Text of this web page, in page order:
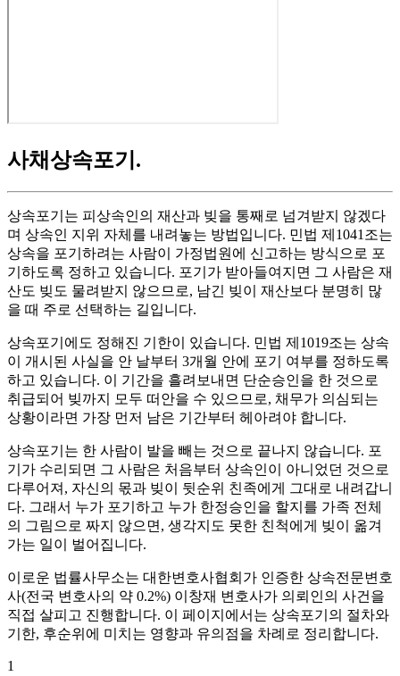
사채상속포기 .
상속포기는 피상속인의 재산과 빚을 통째로 넘겨받지 않겠다
며 상속인 지위 자체를 내려놓는 방법입니다. 민법 제1041조는
상속을 포기하려는 사람이 가정법원에 신고하는 방식으로 포
기하도록 정하고 있습니다. 포기가 받아들여지면 그 사람은 재
산도 빚도 물려받지 않으므로, 남긴 빚이 재산보다 분명히 많
을 때 주로 선택하는 길입니다.
상속포기에도 정해진 기한이 있습니다. 민법 제1019조는 상속
이 개시된 사실을 안 날부터 3개월 안에 포기 여부를 정하도록
하고 있습니다. 이 기간을 흘려보내면 단순승인을 한 것으로
취급되어 빚까지 모두 떠안을 수 있으므로, 채무가 의심되는
상황이라면 가장 먼저 남은 기간부터 헤아려야 합니다.
상속포기는 한 사람이 발을 빼는 것으로 끝나지 않습니다. 포
기가 수리되면 그 사람은 처음부터 상속인이 아니었던 것으로
다루어져, 자신의 몫과 빚이 뒷순위 친족에게 그대로 내려갑니
다. 그래서 누가 포기하고 누가 한정승인을 할지를 가족 전체
의 그림으로 짜지 않으면, 생각지도 못한 친척에게 빚이 옮겨
가는 일이 벌어집니다.
이로운 법률사무소는 대한변호사협회가 인증한 상속전문변호
사(전국 변호사의 약 0.2%) 이창재 변호사가 의뢰인의 사건을
직접 살피고 진행합니다. 이 페이지에서는 상속포기의 절차와
기한, 후순위에 미치는 영향과 유의점을 차례로 정리합니다.
1